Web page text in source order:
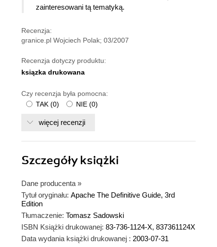
zainteresowani tą tematyką.
Recenzja:
granice.pl Wojciech Polak; 03/2007
Recenzja dotyczy produktu:
ksiązka drukowana
Czy recenzja była pomocna:
TAK (0) NIE (0)
więcej recenzji
Szczegółyksiążki
Dane producenta »
Tytuł oryginału: Apache The Definitive Guide, 3rd
Edition
Tłumaczenie: Tomasz Sadowski
ISBN Książki drukowanej: 83-736-1124-X, 837361124X
Data wydania książki drukowanej : 2003-07-31